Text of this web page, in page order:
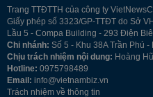
Trang TTĐTTH của công ty
Giấy phép số 3323/GP-TTĐT do Sở
Lầu 5 - Compa Building - 293 Điện
Chi nhánh: Số 5 - Khu 38A Trần Phú
Chịu trách nhiệm nội dung: Hoàng
Hotline: 0975798489
Email: info@vietnambiz.vn
Trách nhiệm về thông tin